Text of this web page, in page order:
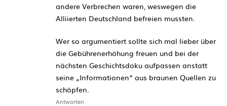
andere Verbrechen waren, weswegen die
Alliierten Deutschland befreien mussten.
Wer so argumentiert sollte sich mal lieber über
die Gebührenerhöhung freuen und bei der
nächsten Geschichtsdoku aufpassen anstatt
seine „Informationen“ aus braunen Quellen zu
schöpfen.
Antworten